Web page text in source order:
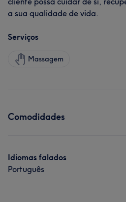
a sua qualidade de vida.
Serviços
Massagem
Comodidades
Idiomas falados
Português